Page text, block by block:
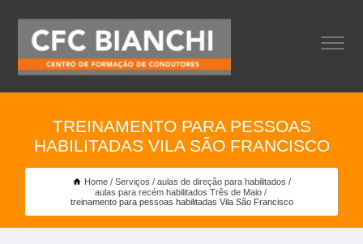
TREINAMENTO PARA PESSOAS
HABILITADAS VILA SÃO FRANCISCO
Home Serviços
aulas de direção para habilitados
aulas para recém habilitados Três de Maio
treinamento para pessoas habilitadas Vila São Francisco